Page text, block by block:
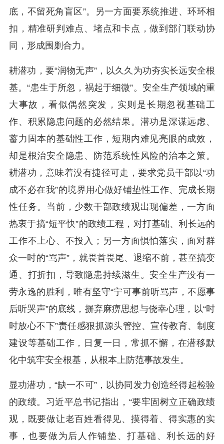
底，不留死角盲区”。另一方面要系统推进、环环相
扣，精准研判难点、堵点和卡点，做到部门联动协
同，形成围剿合力。
耕潜功，要“润物无声”，以久久为功夯实长远安全根
基。“患生于所忽，祸起于细微”。安全生产领域的重
大事故，看似偶然突发，实则是长期忽视基础工
作、积累隐患问题的必然结果。潜功是深谋远虑、
蓄力固本的基础性工作，短期内难见亮眼的成效，
却是根治安全隐患、防范系统性风险的治本之策。
耕潜功，意味着没有捷径可走，要求党员干部以“功
成不必在我”的境界用心做好铺垫性工作、完成长期
性任务。当前，少数干部政绩观出现偏差，一方面
热衷于搞“短平快”的政绩工程，对打基础、利长远的
工作不上心、不投入；另一方面惧怕落实，面对群
众一时的“骂声”，就畏首畏尾、退缩不前，甚至搞变
通、打折扣，导致隐患持续滋生。安全生产没有一
劳永逸的胜利，唯有坚守“宁可事前听骂声，不愿事
后听哭声”的底线，摒弃麻痹思想与侥幸心理，以“时
时放心不下”责任感狠抓源头管控、宣传教育、制度
建设等基础工作，日复一日，常抓不懈，在潜移默
化中筑牢安全根基，从根本上防范事故发生。
显功潜功，“缺一不可”，以协同发力创造经得起检验
的政绩。习近平总书记指出，“要牢固树立正确政绩
观，既要做让老百姓看得见、摸得着、得实惠的实
事，也要做为后人作铺垫、打基础、利长远的好